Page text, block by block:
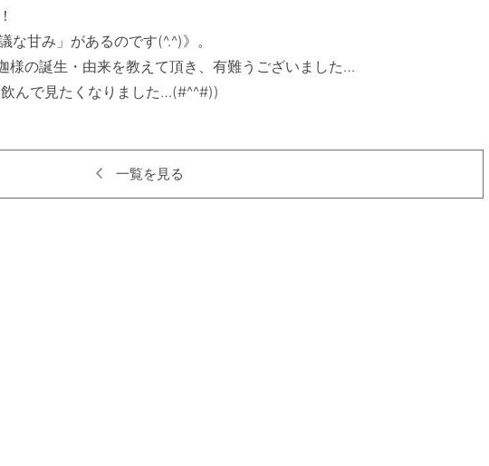
甘み」があるのです(^.^)》。
様の誕生・由来を教えて頂き、有難うございました…
一覧を見る